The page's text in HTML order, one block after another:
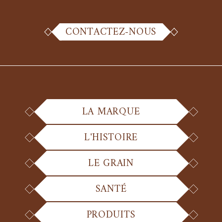
CONTACTEZ-NOUS
LA MARQUE
L'HISTOIRE
LE GRAIN
SANTÉ
PRODUITS